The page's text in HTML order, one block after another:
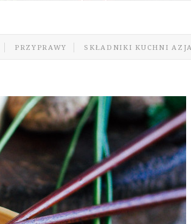
PRZYPRAWY SKŁADNIKI KUCHNI